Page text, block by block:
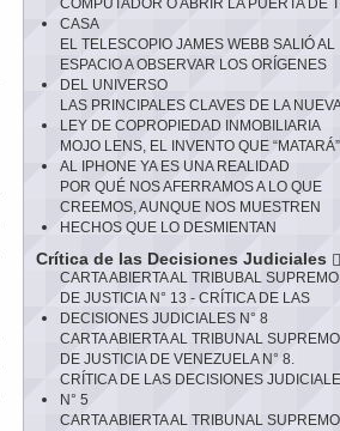
COMPUTADOR O ABRIR LA PUERTA DE
CASA
EL TELESCOPIO JAMES WEBB SALIÓ AL
ESPACIO A OBSERVAR LOS ORÍGENES
DEL UNIVERSO
LAS PRINCIPALES CLAVES DE LA NUEVA
LEY DE COPROPIEDAD INMOBILIARIA
MOJO LENS, EL INVENTO QUE “MATARÁ”
AL IPHONE YA ES UNA REALIDAD
POR QUÉ NOS AFERRAMOS A LO QUE
CREEMOS, AUNQUE NOS MUESTREN
HECHOS QUE LO DESMIENTAN
Crítica de las Decisiones Judiciales
CARTA ABIERTA AL TRIBUBAL SUPREMO
DE JUSTICIA N° 13 - CRÍTICA DE LAS
DECISIONES JUDICIALES N° 8
CARTA ABIERTA AL TRIBUNAL SUPREMO
DE JUSTICIA DE VENEZUELA N° 8.
CRÍTICA DE LAS DECISIONES
N° 5
CARTA ABIERTA AL TRIBUNAL SUPREMO